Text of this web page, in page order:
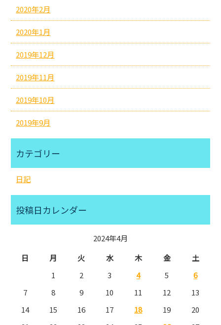
2020年2月
2020年1月
2019年12月
2019年11月
2019年10月
2019年9月
カテゴリー
日記
投稿日カレンダー
2024年4月
日
月 火 水 木 金
土
1
2 3 4 5
6
7
8 9 10 11 12
13
14
15 16 17 18 19
20